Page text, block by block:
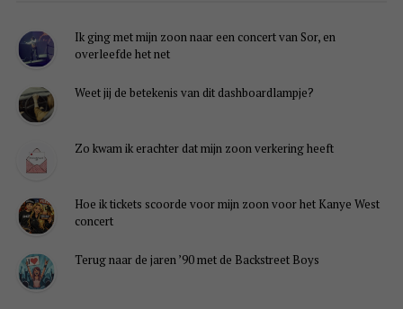
Ik ging met mijn zoon naar een concert van Sor, en
overleefde het net
Weet jij de betekenis van dit dashboardlampje?
Zo kwam ik erachter dat mijn zoon verkering heeft
Hoe ik tickets scoorde voor mijn zoon voor het Kanye West
concert
Terug naar de jaren ’90 met de Backstreet Boys